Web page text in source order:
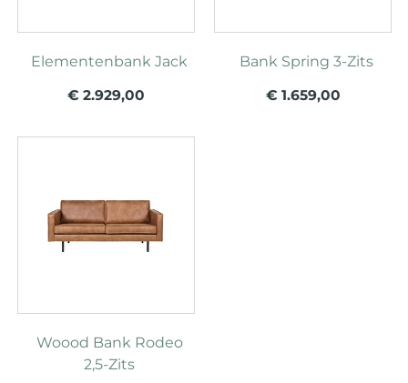
Elementenbank Jack
€ 2.929,00
Bank Spring 3-Zits
€ 1.659,00
Woood Bank Rodeo
2,5-Zits